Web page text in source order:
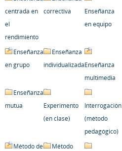
centrada en
el
rendimiento
correctiva
Enseñanza
en equipo
Enseñanza
en grupo
Enseñanza
individualizadaEnseñanza
multimedia
Enseñanza
mutua
Experimento
(en clase)
Interrogación
(método
pedagógico)
Método de
Método